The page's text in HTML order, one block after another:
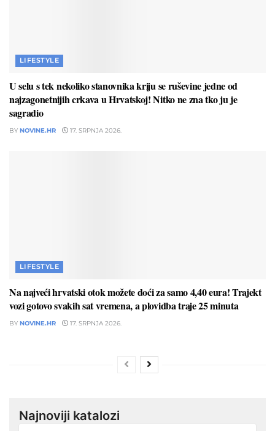
LIFESTYLE
U selu s tek nekoliko stanovnika kriju se ruševine jedne od
najzagonetnijih crkava u Hrvatskoj! Nitko ne zna tko ju je
sagradio
BY NOVINE.HR 17. SRPNJA 2026.
LIFESTYLE
Na najveći hrvatski otok možete doći za samo 4,40 eura! Trajekt
vozi gotovo svakih sat vremena, a plovidba traje 25 minuta
BY NOVINE.HR 17. SRPNJA 2026.